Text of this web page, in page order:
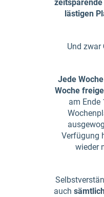
lästigen
Und zwar
Jede
Woche
am Ende
Verfügung
wieder
auch